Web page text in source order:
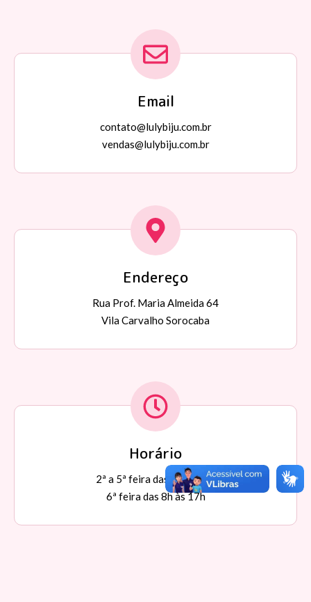
Email
contato@lulybiju.com.br
vendas@lulybiju.com.br
Endereço
Rua Prof. Maria Almeida 64
Vila Carvalho Sorocaba
Horário
2ª a 5ª feira das 8h às 18h
6ª feira das 8h às 17h